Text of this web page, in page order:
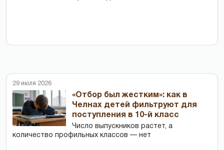
29 июля 2026
«Отбор был жестким»: как в
Челнах детей фильтруют для
поступления в 10-й класс
Число выпускников растет, а
количество профильных классов — нет